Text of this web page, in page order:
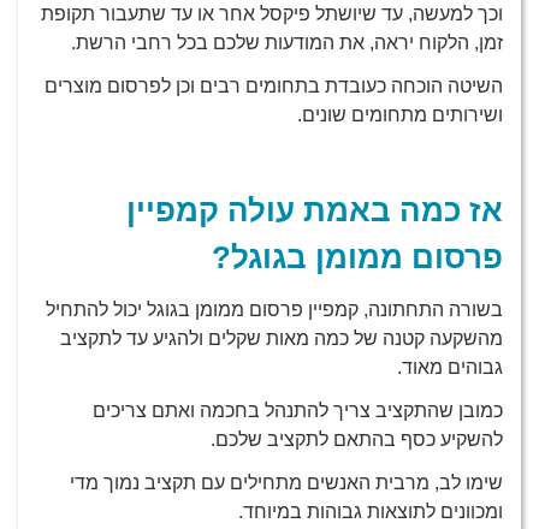
וכך למעשה, עד שיושתל פיקסל אחר או עד שתעבור תקופת
זמן, הלקוח יראה, את המודעות שלכם בכל רחבי הרשת.
השיטה הוכחה כעובדת בתחומים רבים וכן לפרסום מוצרים
ושירותים מתחומים שונים.
אז כמה באמת עולה קמפיין
פרסום ממומן בגוגל?
בשורה התחתונה, קמפיין פרסום ממומן בגוגל יכול להתחיל
מהשקעה קטנה של כמה מאות שקלים ולהגיע עד לתקציב
גבוהים מאוד.
כמובן שהתקציב צריך להתנהל בחכמה ואתם צריכים
להשקיע כסף בהתאם לתקציב שלכם.
שימו לב, מרבית האנשים מתחילים עם תקציב נמוך מדי
ומכוונים לתוצאות גבוהות במיוחד.